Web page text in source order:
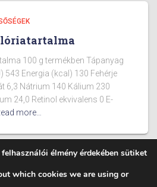
100 g termékben Tápanyag
543 Energia (kcal) 130 Fehérje
6,3 Nátrium 140 Kálium 230
24,0 Retinol ekvivalens 0 E-
more…
élmény érdekében sütiket
which cookies we are using or